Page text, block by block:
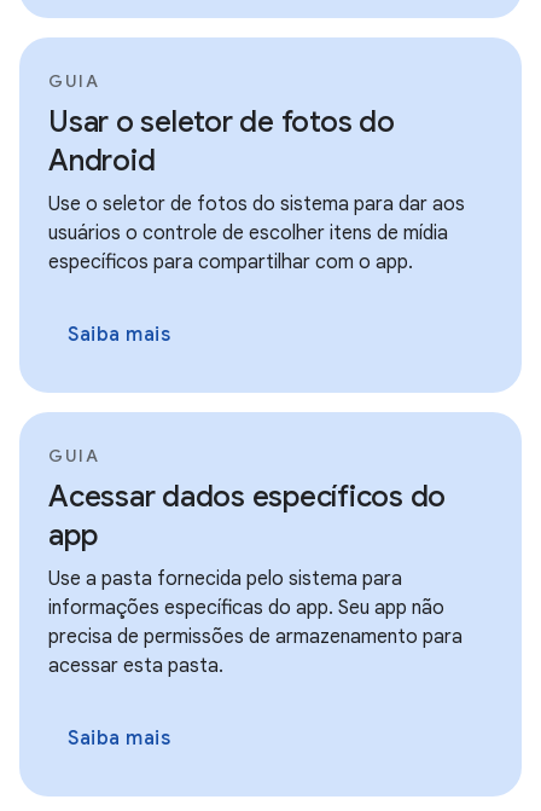
GUIA
Usar o seletor de fotos do
Android
Use o seletor de fotos do sistema para dar aos
usuários o controle de escolher itens de mídia
específicos para compartilhar com o app.
Saiba mais
GUIA
Acessar dados específicos do
app
Use a pasta fornecida pelo sistema para
informações específicas do app. Seu app não
precisa de permissões de armazenamento para
acessar esta pasta.
Saiba mais